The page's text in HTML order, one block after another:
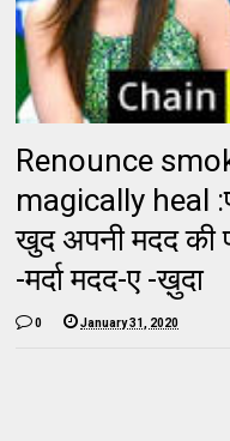
Renounce
magically heal
खुद अपनी मदद की
-मर्दा मदद-ए -ख़ुदा
0 January 31, 2020